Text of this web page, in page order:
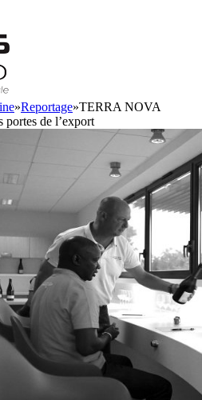
»Reportage»TERRA NOVA
de l’export